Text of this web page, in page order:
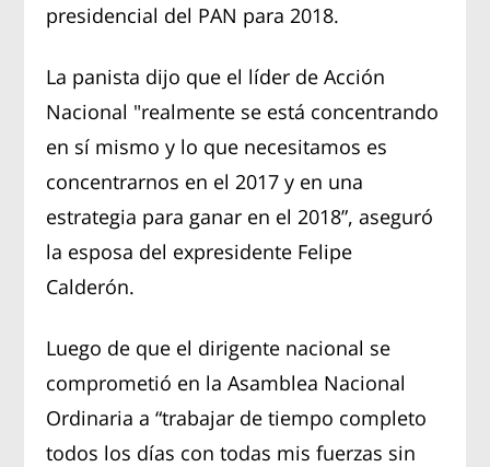
presidencial del PAN para 2018.
La panista dijo que el líder de Acción
Nacional "realmente se está concentrando
en sí mismo y lo que necesitamos es
concentrarnos en el 2017 y en una
estrategia para ganar en el 2018”, aseguró
la esposa del expresidente Felipe
Calderón.
Luego de que el dirigente nacional se
comprometió en la Asamblea Nacional
Ordinaria a “trabajar de tiempo completo
todos los días con todas mis fuerzas sin